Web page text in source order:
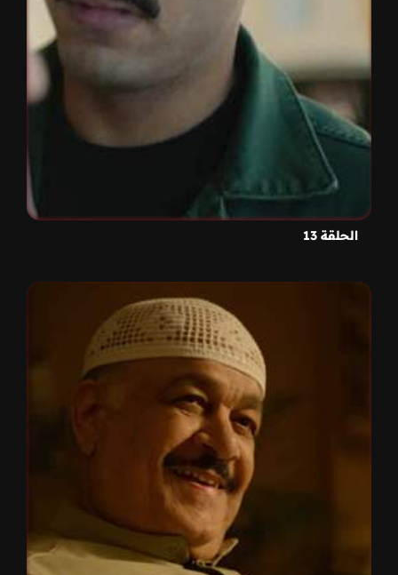
الحلقة 13